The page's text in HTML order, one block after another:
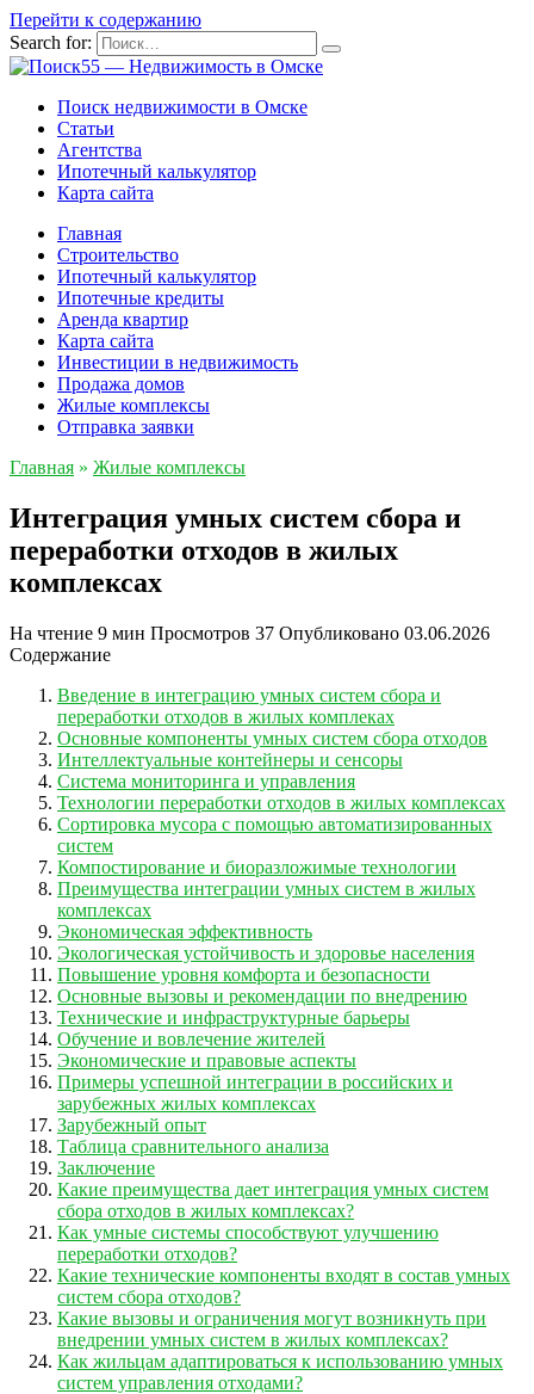
Перейти к содержанию
Search for:
Поиск недвижимости в Омске
Статьи
Агентства
Ипотечный калькулятор
Карта сайта
Главная
Строительство
Ипотечный калькулятор
Ипотечные кредиты
Аренда квартир
Карта сайта
Инвестиции в недвижимость
Продажа домов
Жилые комплексы
Отправка заявки
Главная » Жилые комплексы
Интеграция умных систем сбора и
переработки отходов в жилых
комплексах
На чтение 9 мин Просмотров 37 Опубликовано 03.06.2026
Содержание
Введение в интеграцию умных систем сбора и
переработки отходов в жилых комплеках
Основные компоненты умных систем сбора отходов
Интеллектуальные контейнеры и сенсоры
Система мониторинга и управления
Технологии переработки отходов в жилых комплексах
Сортировка мусора с помощью автоматизированных
систем
Компостирование и биоразложимые технологии
Преимущества интеграции умных систем в жилых
комплексах
Экономическая эффективность
Экологическая устойчивость и здоровье населения
Повышение уровня комфорта и безопасности
Основные вызовы и рекомендации по внедрению
Технические и инфраструктурные барьеры
Обучение и вовлечение жителей
Экономические и правовые аспекты
Примеры успешной интеграции в российских и
зарубежных жилых комплексах
Зарубежный опыт
Таблица сравнительного анализа
Заключение
Какие преимущества дает интеграция умных систем
сбора отходов в жилых комплексах?
Как умные системы способствуют улучшению
переработки отходов?
Какие технические компоненты входят в состав умных
систем сбора отходов?
Какие вызовы и ограничения могут возникнуть при
внедрении умных систем в жилых комплексах?
Как жильцам адаптироваться к использованию умных
систем управления отходами?